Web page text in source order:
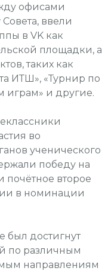
офисами
ввели
в VK как
площадки, а
таких как
ИТШ», «Турнир по
и другие.
во
ученического
победу на
почётное второе
в номинации
был достигнут
по различным
направлениям